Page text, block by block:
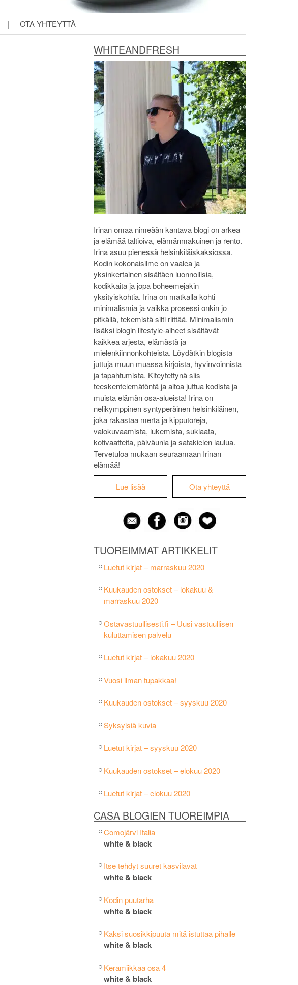
| OTA YHTEYTTÄ
WHITEANDFRESH
Irinan omaa nimeään kantava blogi on arkea
ja elämää taltioiva, elämänmakuinen ja rento.
Irina asuu pienessä helsinkiläiskaksiossa.
Kodin kokonaisilme on vaalea ja
yksinkertainen sisältäen luonnollisia,
kodikkaita ja jopa boheemejakin
yksityiskohtia. Irina on matkalla kohti
minimalismia ja vaikka prosessi onkin jo
pitkällä, tekemistä silti riittää. Minimalismin
lisäksi blogin lifestyle-aiheet sisältävät
kaikkea arjesta, elämästä ja
mielenkiinnonkohteista. Löydätkin blogista
juttuja muun muassa kirjoista, hyvinvoinnista
ja tapahtumista. Kiteytettynä siis
teeskentelemätöntä ja aitoa juttua kodista ja
muista elämän osa-alueista! Irina on
nelikymppinen syntyperäinen helsinkiläinen,
joka rakastaa merta ja kipputoreja,
valokuvaamista, lukemista, suklaata,
kotivaatteita, päiväunia ja satakielen laulua.
Tervetuloa mukaan seuraamaan Irinan
elämää!
Lue lisää Ota yhteyttä
TUOREIMMAT ARTIKKELIT
Luetut kirjat – marraskuu 2020
Kuukauden ostokset – lokakuu &
marraskuu 2020
Ostavastuullisesti.fi – Uusi vastuullisen
kuluttamisen palvelu
Luetut kirjat – lokakuu 2020
Vuosi ilman tupakkaa!
Kuukauden ostokset – syyskuu 2020
Syksyisiä kuvia
Luetut kirjat – syyskuu 2020
Kuukauden ostokset – elokuu 2020
Luetut kirjat – elokuu 2020
CASA BLOGIEN TUOREIMPIA
Comojärvi Italia
white & black
Itse tehdyt suuret kasvilavat
white & black
Kodin puutarha
white & black
Kaksi suosikkipuuta mitä istuttaa pihalle
white & black
Keramiikkaa osa 4
white & black